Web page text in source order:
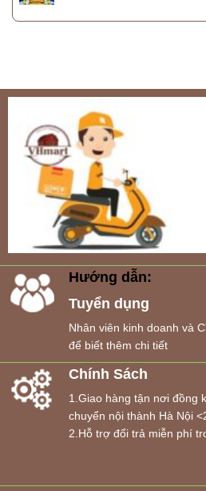
Hướng dẫn:
Tuyển dụng
Nhân viên kinh doanh và
để biết thêm chi tiết
Chính Sách
1.Giao hàng tận nơi đồng
chuyển nội thành Hà Nội
2.Hỗ trợ đổi trả miễn phí